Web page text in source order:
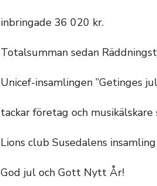
inbringade 36 020 kr.
Totalsumman sedan
Unicef-insamlingen ”Getinges
tackar företag och
Lions club Susedalens
God jul och Gott Nytt År!